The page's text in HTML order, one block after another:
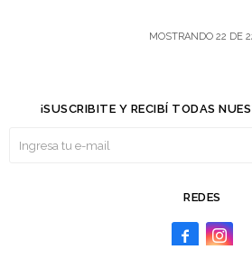
MOSTRANDO 22 DE
REDES
 
¡SUSCRIBITE Y RECIBÍ TODAS